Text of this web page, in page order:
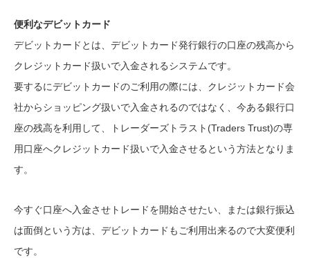
便利なデビットカード
デビットカードとは、デビットカード発行銀行の口座の残高から
クレジットカード扱いで入金されるシステムです。
要するにデビットカードのご利用の際には、クレジットカード会
社からショッピング扱いで入金されるのではなく、今ある銀行口
座の残高を利用して、トレーダーズトラスト(Traders Trust)の専
用口座へクレジットカード扱いで入金させるという方法となりま
す。
今すぐ口座へ入金させトレードを開始させたい、または銀行振込
は面倒という方は、デビットカードもご利用出来るので大変便利
です。